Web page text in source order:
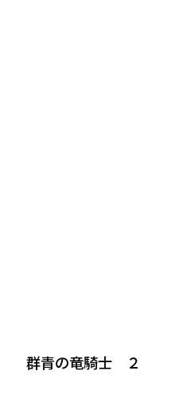
群青の竜騎士 ２